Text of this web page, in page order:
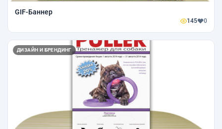
GIF-Баннер
145 0
ДИЗАЙН И БРЕНДИНГ